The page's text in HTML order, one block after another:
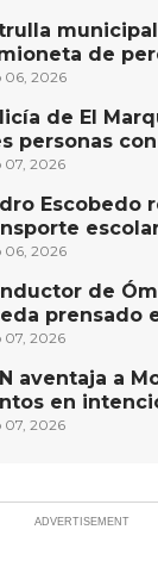
de
autopista
06, 2026
de El
personas
07, 2026
Escobedo
de
06, 2026
de
prensado
en
07, 2026
aventaja a
en
de
07, 2026